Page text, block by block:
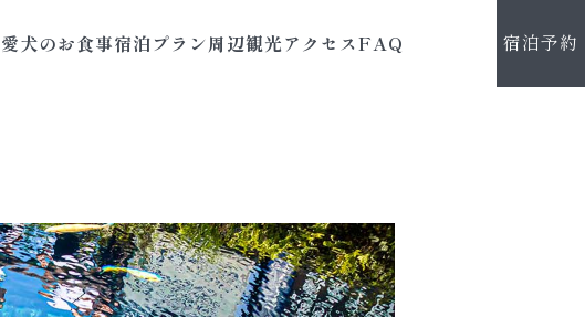
愛犬のお食事宿泊プラン周辺観光アクセスFAQ 宿泊予約